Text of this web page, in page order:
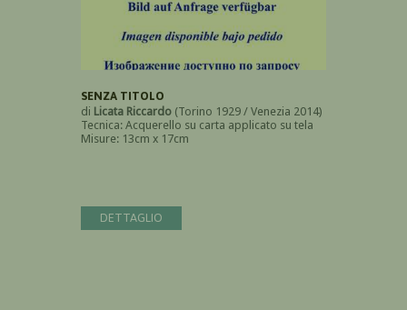
SENZA TITOLO
di Licata Riccardo (Torino 1929 / Venezia 2014)
Tecnica: Acquerello su carta applicato su tela
Misure: 13cm x 17cm
DETTAGLIO